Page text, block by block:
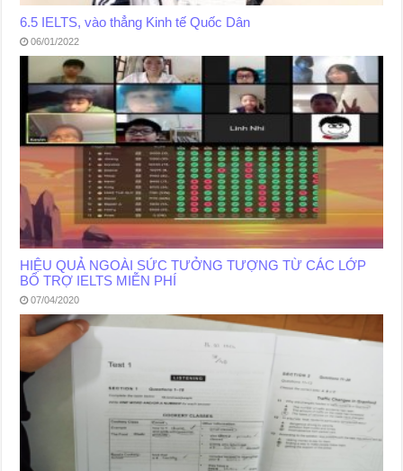
6.5 IELTS, vào thẳng Kinh tế Quốc Dân
06/01/2022
HIỆU QUẢ NGOÀI SỨC TƯỞNG TƯỢNG TỪ CÁC LỚP
BỔ TRỢ IELTS MIỄN PHÍ
07/04/2020